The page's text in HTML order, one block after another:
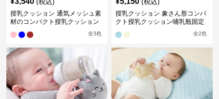
授乳クッション 通気メッシュ素
材のコンパクト授乳クッション
全3色
授乳クッション 象さん形コンパ
クト授乳クッション哺乳瓶固定
全2色